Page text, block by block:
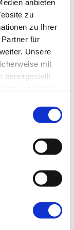
anbieten
zu
zu Ihrer
für
Unsere
mit
bereitgestellt
geistiger
von "Inclusion
und
am 25.
der